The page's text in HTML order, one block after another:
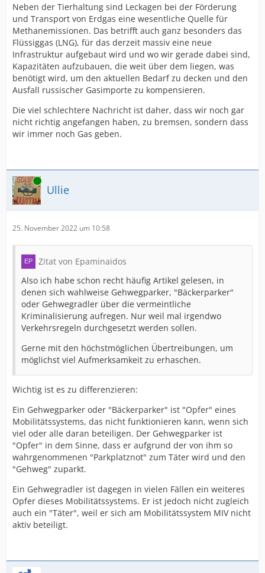
Neben der Tierhaltung sind Leckagen bei der Förderung
und Transport von Erdgas eine wesentliche Quelle für
Methanemissionen. Das betrifft auch ganz besonders das
Flüssiggas (LNG), für das derzeit massiv eine neue
Infrastruktur aufgebaut wird und wo wir gerade dabei sind,
Kapazitäten aufzubauen, die weit über dem liegen, was
benötigt wird, um den aktuellen Bedarf zu decken und den
Ausfall russischer Gasimporte zu kompensieren.
Die viel schlechtere Nachricht ist daher, dass wir noch gar
nicht richtig angefangen haben, zu bremsen, sondern dass
wir immer noch Gas geben.
Online
Ullie
25. November 2022 um 10:58
Zitat von Epaminaidos
Also ich habe schon recht häufig Artikel gelesen, in
denen sich wahlweise Gehwegparker, "Bäckerparker"
oder Gehwegradler über die vermeintliche
Kriminalisierung aufregen. Nur weil mal irgendwo
Verkehrsregeln durchgesetzt werden sollen.
Gerne mit den höchstmöglichen Übertreibungen, um
möglichst viel Aufmerksamkeit zu erhaschen.
Wichtig ist es zu differenzieren:
Ein Gehwegparker oder "Bäckerparker" ist "Opfer" eines
Mobilitätssystems, das nicht funktionieren kann, wenn sich
viel oder alle daran beteiligen. Der Gehwegparker ist
"Opfer" in dem Sinne, dass er aufgrund der von ihm so
wahrgenommenen "Parkplatznot" zum Täter wird und den
"Gehweg" zuparkt.
Ein Gehwegradler ist dagegen in vielen Fällen ein weiteres
Opfer dieses Mobilitätssystems. Er ist jedoch nicht zugleich
auch ein "Täter", weil er sich am Mobilitätssystem MIV nicht
aktiv beteiligt.